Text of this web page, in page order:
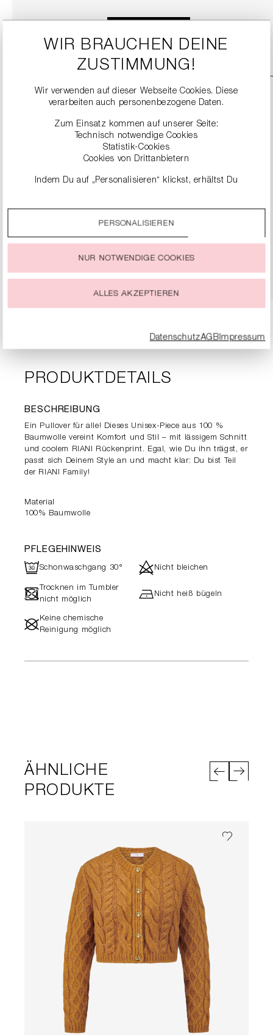
279,00 €
PRODUKTDETAILS
BESCHREIBUNG
Ein Pullover für alle! Dieses Unisex-Piece aus 100 %
Baumwolle vereint Komfort und Stil – mit lässigem Schnitt
und coolem RIANI Rückenprint. Egal, wie Du ihn trägst, er
passt sich Deinem Style an und macht klar: Du bist Teil
der RIANI Family!
Material
100% Baumwolle
PFLEGEHINWEIS
RSchonwaschgang 30° dNicht bleichen
- Trocknen im Tumbler
nicht möglich
hNicht heiß bügeln
#Keine chemische
Reinigung möglich
ÄHNLICHE
PRODUKTE
WIR BRAUCHEN DEINE
ZUSTIMMUNG!
Wir verwenden auf dieser Webseite Cookies. Diese
verarbeiten auch personenbezogene Daten.
Zum Einsatz kommen auf unserer Seite:
Technisch notwendige Cookies
Statistik-Cookies
Cookies von Drittanbietern
Indem Du auf „Personalisieren“ klickst, erhältst Du
Durch einen Klick auf das Auswahlfeld „Alle akzeptieren“
stimmst Du der Verwendung aller Cookies zu, die unter
jeder Zeit ändern oder widerrufen.
PERSONALISIEREN
NUR NOTWENDIGE COOKIES
ALLES AKZEPTIEREN
DatenschutzAGBImpressum